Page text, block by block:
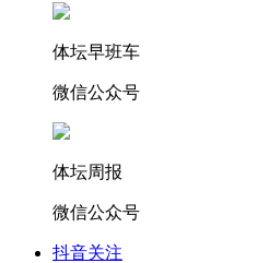
体坛早班车
微信公众号
体坛周报
微信公众号
抖音关注